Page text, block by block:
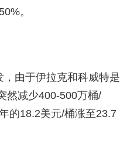
。
由于伊拉克和科威特是
然减少400-500万桶/
的18.2美元/桶涨至23.7